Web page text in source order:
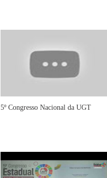
5º Congresso Nacional da UGT